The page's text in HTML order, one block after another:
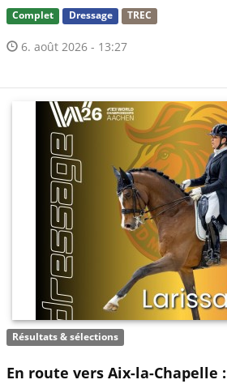
Complet Dressage TREC
6. août 2026 - 13:27
Résultats & sélections
En route vers Aix-la-Chapelle